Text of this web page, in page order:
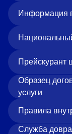
Информация
Прейскурант
Образец
услуги
Правила
Служба